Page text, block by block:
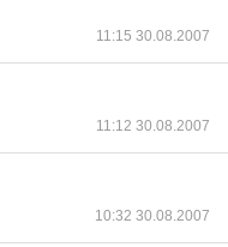
11:15 30.08.2007
11:12 30.08.2007
10:32 30.08.2007